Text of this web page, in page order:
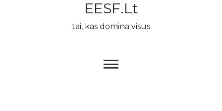
EESF.lt
tai, kas domina visus